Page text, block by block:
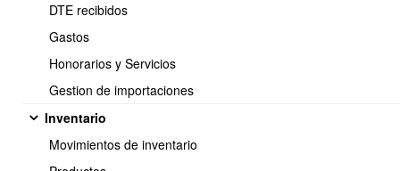
DTE recibidos
Gastos
Honorarios y Servicios
Gestion de importaciones
Inventario
Movimientos de inventario
Estados permitidos al facturar ( opcional ):
OBUMA le permite definir que estado tiene que tener la cotización
por ejemplo para que se pueda facturar o pasar al siguiente
documento según el flujo.